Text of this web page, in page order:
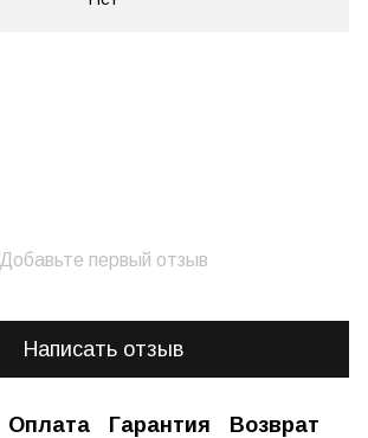
Добавьте первый отзыв
Написать отзыв
Оплата Гарантия Возврат